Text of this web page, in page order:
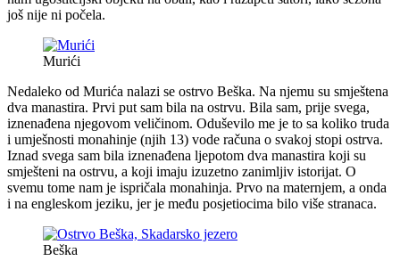
još nije ni počela.
Murići
Nedaleko od Murića nalazi se ostrvo Beška. Na njemu su smještena
dva manastira. Prvi put sam bila na ostrvu. Bila sam, prije svega,
iznenađena njegovom veličinom. Oduševilo me je to sa koliko truda
i umješnosti monahinje (njih 13) vode računa o svakoj stopi ostrva.
Iznad svega sam bila iznenađena ljepotom dva manastira koji su
smješteni na ostrvu, a koji imaju izuzetno zanimljiv istorijat. O
svemu tome nam je ispričala monahinja. Prvo na maternjem, a onda
i na engleskom jeziku, jer je među posjetiocima bilo više stranaca.
Beška